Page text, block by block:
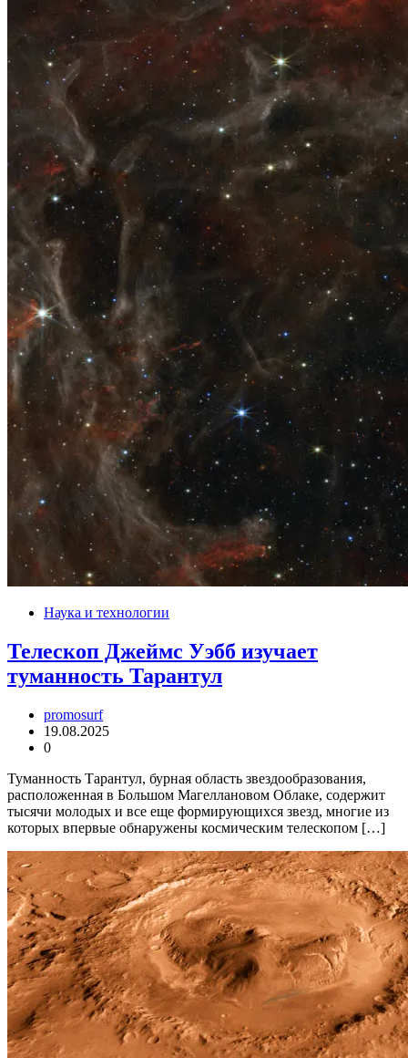
Наука и технологии
Телескоп Джеймс Уэбб изучает
туманность Тарантул
promosurf
19.08.2025
0
Туманность Тарантул, бурная область звездообразования,
расположенная в Большом Магеллановом Облаке, содержит
тысячи молодых и все еще формирующихся звезд, многие из
которых впервые обнаружены космическим телескопом […]